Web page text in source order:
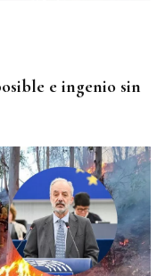
e ingenio sin